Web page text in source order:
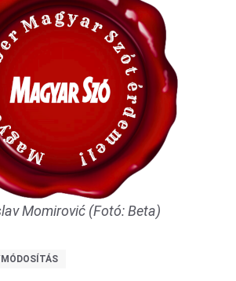
Momirović (Fotó: Beta)